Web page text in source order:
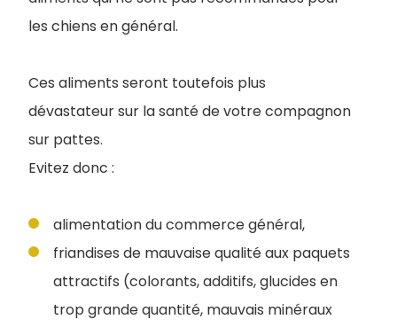
les chiens en général.
Ces aliments seront toutefois plus
dévastateur sur la santé de votre compagnon
sur pattes.
Evitez donc :
alimentation du commerce général,
friandises de mauvaise qualité aux paquets
attractifs (colorants, additifs, glucides en
trop grande quantité, mauvais minéraux